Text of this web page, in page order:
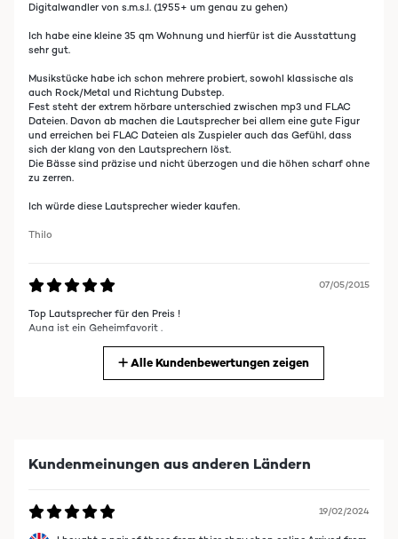
Digitalwandler von s.m.s.l. (1955+ um genau zu gehen)
Ich habe eine kleine 35 qm Wohnung und hierfür ist die Ausstattung
sehr gut.
Musikstücke habe ich schon mehrere probiert, sowohl klassische als
auch Rock/Metal und Richtung Dubstep.
Fest steht der extrem hörbare unterschied zwischen mp3 und FLAC
Dateien. Davon ab machen die Lautsprecher bei allem eine gute Figur
und erreichen bei FLAC Dateien als Zuspieler auch das Gefühl, dass
sich der klang von den Lautsprechern löst.
Die Bässe sind präzise und nicht überzogen und die höhen scharf ohne
zu zerren.
Ich würde diese Lautsprecher wieder kaufen.
Thilo
07/05/2015
Top Lautsprecher für den Preis !
Auna ist ein Geheimfavorit .
wert sind, würde ich antworten.
kann, will oder möchte er nicht mehrere Wochen- oder Monatslöhne in
zwei Klangmöbel investieren. Aus eben diesem Grund sollte man
Maßstäbe anlegen die dem Einstiegssegment gerecht werden.
Alle Kundenbewertungen zeigen
Kundenmeinungen aus anderen Ländern
19/02/2024